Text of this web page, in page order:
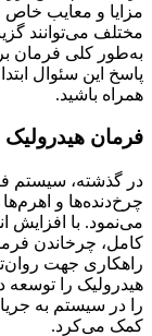
مزایا و معایب خاص
مختلف می‌توانند
به‌طور کلی فرمان
پاسخ این سئوال
همراه باشید.
فرمان
در گذشته، سیستم
چرخ‌دنده‌ها و
می‌نمود. با افزایش
کامل، چرخاندن
راهکاری جهت
هیدرولیک را توسعه
را در سیستم به
کمک می‌کرد.